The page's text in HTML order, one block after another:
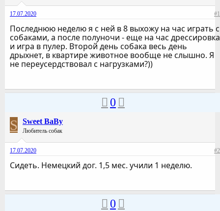
17.07.2020 #1
Последнюю неделю я с ней в 8 выхожу на час играть с
собаками, а после полуночи - еще на час дрессировка
и игра в пулер. Второй день собака весь день
дрыхнет, в квартире животное вообще не слышно. Я
не переусердствовал с нагрузками?))
0
S Sweet BaBy
Любитель собак
17.07.2020 #2
Сидеть. Немецкий дог. 1,5 мес. учили 1 неделю.
0